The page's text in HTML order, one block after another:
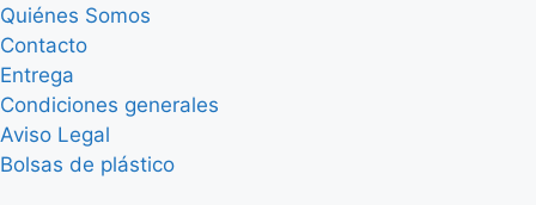
Quiénes Somos
Contacto
Entrega
Condiciones generales
Aviso Legal
Bolsas de plástico